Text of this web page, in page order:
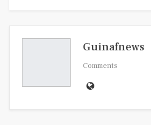
Guinafnews
Comments